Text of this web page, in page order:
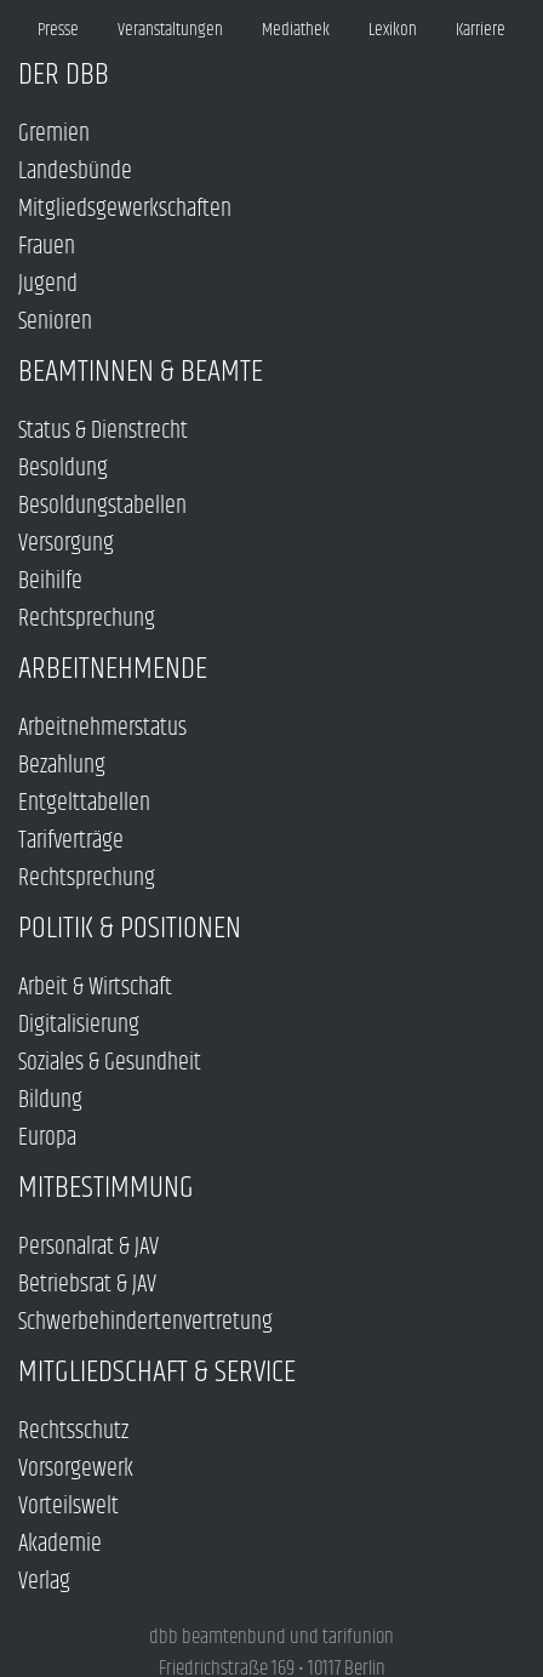
Presse Veranstaltungen Mediathek Lexikon Karriere
DER DBB
Gremien
Landesbünde
Mitgliedsgewerkschaften
Frauen
Jugend
Senioren
BEAMTINNEN & BEAMTE
Status & Dienstrecht
Besoldung
Besoldungstabellen
Versorgung
Beihilfe
Rechtsprechung
ARBEITNEHMENDE
Arbeitnehmerstatus
Bezahlung
Entgelttabellen
Tarifverträge
Rechtsprechung
POLITIK & POSITIONEN
Arbeit & Wirtschaft
Digitalisierung
Soziales & Gesundheit
Bildung
Europa
MITBESTIMMUNG
Personalrat & JAV
Betriebsrat & JAV
Schwerbehindertenvertretung
MITGLIEDSCHAFT & SERVICE
Rechtsschutz
Vorsorgewerk
Vorteilswelt
Akademie
Verlag
dbb beamtenbund und tarifunion
Friedrichstraße 169 • 10117 Berlin